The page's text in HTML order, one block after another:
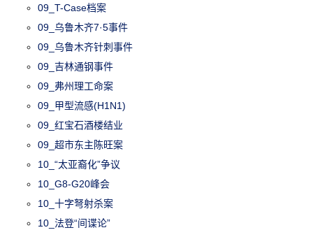
09_T-Case档案
09_乌鲁木齐7·5事件
09_乌鲁木齐针刺事件
09_吉林通钢事件
09_弗州理工命案
09_甲型流感(H1N1)
09_红宝石酒楼结业
09_超市东主陈旺案
10_“太亚裔化”争议
10_G8-G20峰会
10_十字弩射杀案
10_法登“间谍论”